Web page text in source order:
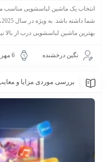
انتخاب یک ماشین لباسشویی مناسب
بهترین ماشین لباسشویی درب از بالا
نگین درخشنده 6 مهر 1404
بررسی موردی مزایا و